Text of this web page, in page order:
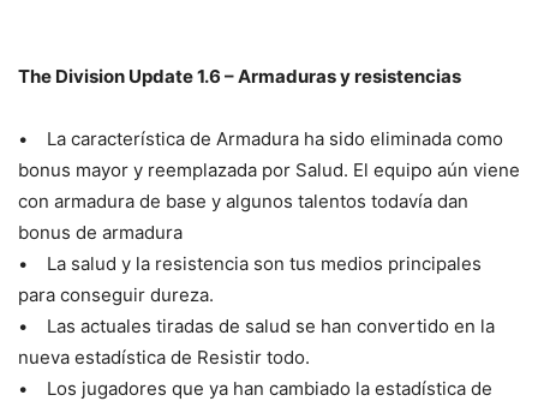
The Division Update 1.6 – Armaduras y resistencias
• La característica de Armadura ha sido eliminada como
bonus mayor y reemplazada por Salud. El equipo aún viene
con armadura de base y algunos talentos todavía dan
bonus de armadura
• La salud y la resistencia son tus medios principales
para conseguir dureza.
• Las actuales tiradas de salud se han convertido en la
nueva estadística de Resistir todo.
• Los jugadores que ya han cambiado la estadística de